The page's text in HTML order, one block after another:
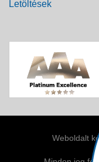
Letöltések
Weboldalt